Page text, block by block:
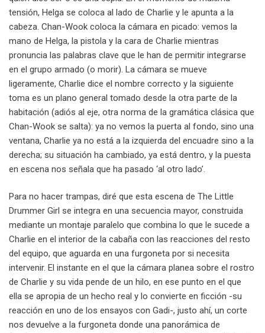
tensión, Helga se coloca al lado de Charlie y le apunta a la
cabeza. Chan-Wook coloca la cámara en picado: vemos la
mano de Helga, la pistola y la cara de Charlie mientras
pronuncia las palabras clave que le han de permitir integrarse
en el grupo armado (o morir). La cámara se mueve
ligeramente, Charlie dice el nombre correcto y la siguiente
toma es un plano general tomado desde la otra parte de la
habitación (adiós al eje, otra norma de la gramática clásica que
Chan-Wook se salta): ya no vemos la puerta al fondo, sino una
ventana, Charlie ya no está a la izquierda del encuadre sino a la
derecha; su situación ha cambiado, ya está dentro, y la puesta
en escena nos señala que ha pasado ‘al otro lado’.
Para no hacer trampas, diré que esta escena de The Little
Drummer Girl se integra en una secuencia mayor, construida
mediante un montaje paralelo que combina lo que le sucede a
Charlie en el interior de la cabaña con las reacciones del resto
del equipo, que aguarda en una furgoneta por si necesita
intervenir. El instante en el que la cámara planea sobre el rostro
de Charlie y su vida pende de un hilo, en ese punto en el que
ella se apropia de un hecho real y lo convierte en ficción -su
reacción en uno de los ensayos con Gadi-, justo ahí, un corte
nos devuelve a la furgoneta donde una panorámica de